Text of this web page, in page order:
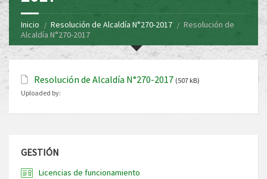
Inicio Resolución de Alcaldía N°270-2017
Resolución de
Alcaldía N°270-2017
Resolución de Alcaldía N°270-2017 (507 kB)
Uploaded by:
GESTIÓN
Licencias de funcionamiento